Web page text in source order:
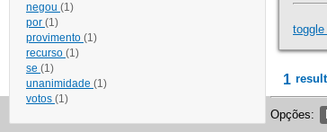
negou (1)
por (1)
provimento (1)
recurso (1)
se (1)
unanimidade (1)
votos (1)
1
Opções: